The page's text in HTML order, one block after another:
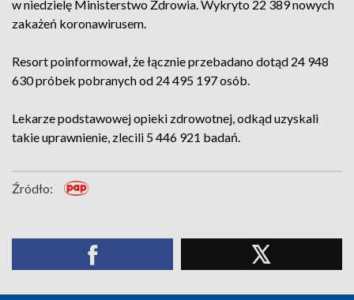
w niedzielę Ministerstwo Zdrowia. Wykryto 22 389 nowych
zakażeń koronawirusem.
Resort poinformował, że łącznie przebadano dotąd 24 948
630 próbek pobranych od 24 495 197 osób.
Lekarze podstawowej opieki zdrowotnej, odkąd uzyskali
takie uprawnienie, zlecili 5 446 921 badań.
Źródło: